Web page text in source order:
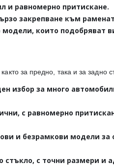
и равномерно притискане.
закрепване към
които подобряват
за предно, така и за задно
избор за много
с равномерно
и безрамкови модели за
стъкло, с точни размери и